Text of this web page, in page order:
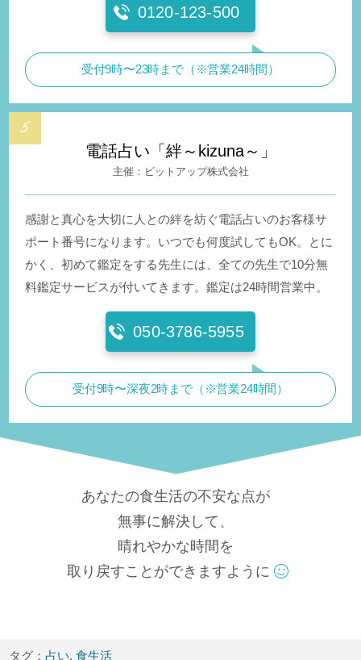
0120-123-500
受付9時〜23時まで（※営業24時間）
電話占い「絆～kizuna～」
ビットアップ株式会社
感謝と真心を大切に人との絆を紡ぐ電話占いのお客様サ
ポート番号になります。いつでも何度試してもOK。とに
かく、初めて鑑定をする先生には、全ての先生で10分無
料鑑定サービスが付いてきます。鑑定は24時間営業中。
050-3786-5955
受付9時〜深夜2時まで（※営業24時間）
あなたの食生活の不安な点が
無事に解決して、
晴れやかな時間を
取り戻すことができますように
タグ： 占い, 食生活